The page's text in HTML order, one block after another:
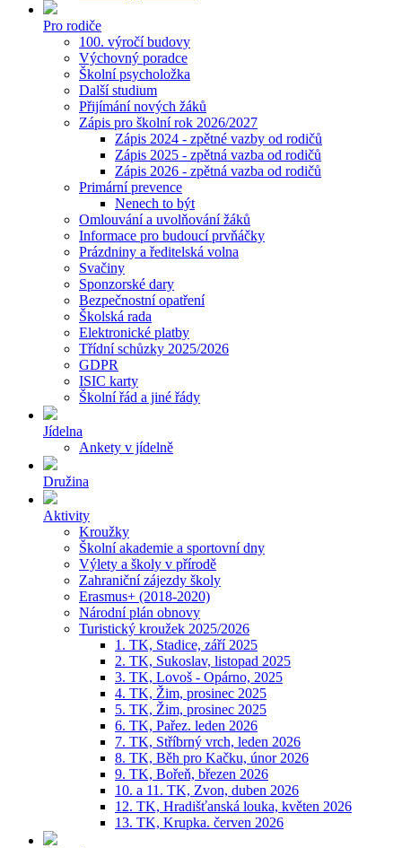
Pro rodiče
100. výročí budovy
Výchovný poradce
Školní psycholožka
Další studium
Přijímání nových žáků
Zápis pro školní rok 2026/2027
Zápis 2024 - zpětné vazby od rodičů
Zápis 2025 - zpětná vazba od rodičů
Zápis 2026 - zpětná vazba od rodičů
Primární prevence
Nenech to být
Omlouvání a uvolňování žáků
Informace pro budoucí prvňáčky
Prázdniny a ředitelská volna
Svačiny
Sponzorské dary
Bezpečnostní opatření
Školská rada
Elektronické platby
Třídní schůzky 2025/2026
GDPR
ISIC karty
Školní řád a jiné řády
Jídelna
Ankety v jídelně
Družina
Aktivity
Kroužky
Školní akademie a sportovní dny
Výlety a školy v přírodě
Zahraniční zájezdy školy
Erasmus+ (2018-2020)
Národní plán obnovy
Turistický kroužek 2025/2026
1. TK, Stadice, září 2025
2. TK, Sukoslav, listopad 2025
3. TK, Lovoš - Opárno, 2025
4. TK, Žim, prosinec 2025
5. TK, Žim, prosinec 2025
6. TK, Pařez. leden 2026
7. TK, Stříbrný vrch, leden 2026
8. TK, Běh pro Kačku, únor 2026
9. TK, Bořeň, březen 2026
10. a 11. TK, Zvon, duben 2026
12. TK, Hradišťanská louka, květen 2026
13. TK, Krupka. červen 2026